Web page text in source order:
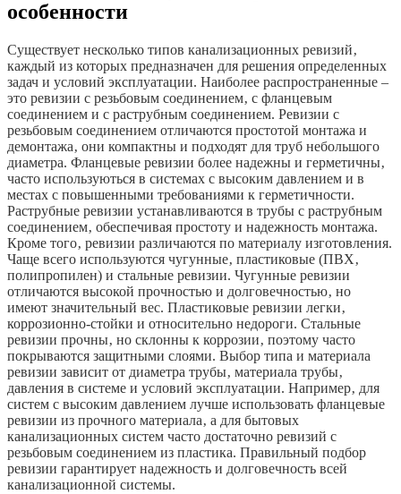
особенности
Существует несколько типов канализационных ревизий‚
каждый из которых предназначен для решения определенных
задач и условий эксплуатации. Наиболее распространенные –
это ревизии с резьбовым соединением‚ с фланцевым
соединением и с раструбным соединением. Ревизии с
резьбовым соединением отличаются простотой монтажа и
демонтажа‚ они компактны и подходят для труб небольшого
диаметра. Фланцевые ревизии более надежны и герметичны‚
часто используються в системах с высоким давлением и в
местах с повышенными требованиями к герметичности.
Раструбные ревизии устанавливаются в трубы с раструбным
соединением‚ обеспечивая простоту и надежность монтажа.
Кроме того‚ ревизии различаются по материалу изготовления.
Чаще всего используются чугунные‚ пластиковые (ПВХ‚
полипропилен) и стальные ревизии. Чугунные ревизии
отличаются высокой прочностью и долговечностью‚ но
имеют значительный вес. Пластиковые ревизии легки‚
коррозионно-стойки и относительно недороги. Стальные
ревизии прочны‚ но склонны к коррозии‚ поэтому часто
покрываются защитными слоями. Выбор типа и материала
ревизии зависит от диаметра трубы‚ материала трубы‚
давления в системе и условий эксплуатации. Например‚ для
систем с высоким давлением лучше использовать фланцевые
ревизии из прочного материала‚ а для бытовых
канализационных систем часто достаточно ревизий с
резьбовым соединением из пластика. Правильный подбор
ревизии гарантирует надежность и долговечность всей
канализационной системы.